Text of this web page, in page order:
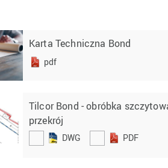
Karta Techniczna Bond
pdf
Tilcor Bond - obróbka
przekrój
DWG PDF